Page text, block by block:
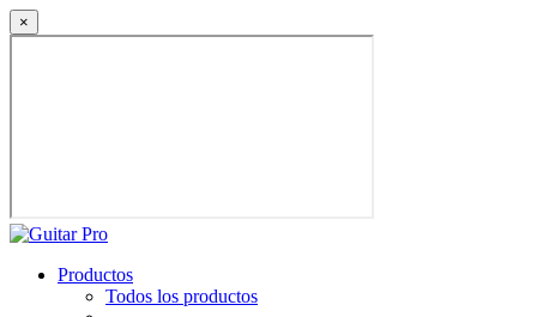
×
Productos
Todos los productos